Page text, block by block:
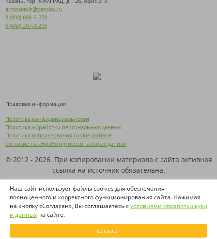
Наш сайт использует файлы cookies для обеспечения
полноценного и корректного функционирования сайта. Нажимая
на кнопку «Согласен», Вы соглашаетесь сусловиями обработки куки
и данных на сайте.
Согласен
armoservis@yandex.ru
8 (800) 600-6-278
8 (843) 207-2-208
Правовая информация
Политика конфиденциальности
Политика обработки персональных данных
Политика использования cookie-файлов
Согласие на обработку персональных данных
© 2012 - 2026. При копировании материала с сайта активная
ссылка на источник обязательна.
Названия производителей, компаний и товарные знаки
используются на сайте исключительно в информационных
(справочных) целях. Все товарные знаки и фирменные
наименования являются собственностью их
правообладателей.